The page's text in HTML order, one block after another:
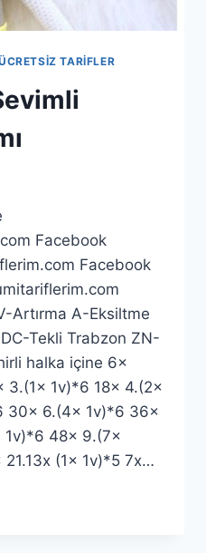
TARIFLER
Facebook
Facebook
Artırma A-Eksiltme
Tekli Trabzon ZN-
halka içine 6x
3.(1x 1v)*6 18x 4.(2x
30x 6.(4x 1v)*6 36x
1v)*6 48x 9.(7x
(1x 1v)*5 7x…